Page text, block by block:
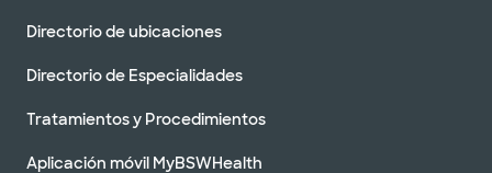
Directorio de ubicaciones
Directorio de Especialidades
Tratamientos y Procedimientos
Aplicación móvil MyBSWHealth